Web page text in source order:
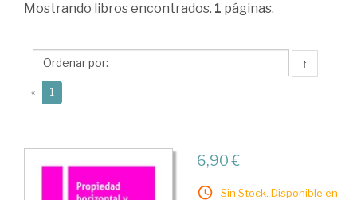
Estruch
Jesús
Mostrando libros encontrados. 1 páginas.
↑
« 1
6,90 €
Sin Stock. Disponible en